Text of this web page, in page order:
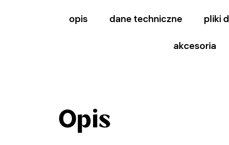
opis dane techniczne pliki
akcesoria
Opis